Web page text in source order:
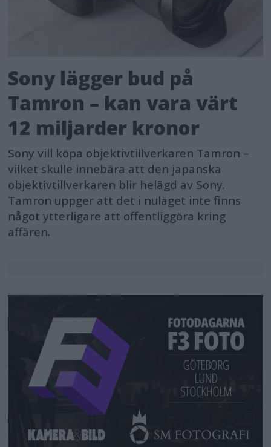
Sony lägger bud på
Tamron – kan vara värt
12 miljarder kronor
Sony vill köpa objektivtillverkaren Tamron –
vilket skulle innebära att den japanska
objektivtillverkaren blir helägd av Sony.
Tamron uppger att det i nuläget inte finns
något ytterligare att offentliggöra kring
affären.